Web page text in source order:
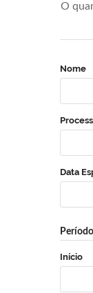
O
Nome
Data
Período
Início